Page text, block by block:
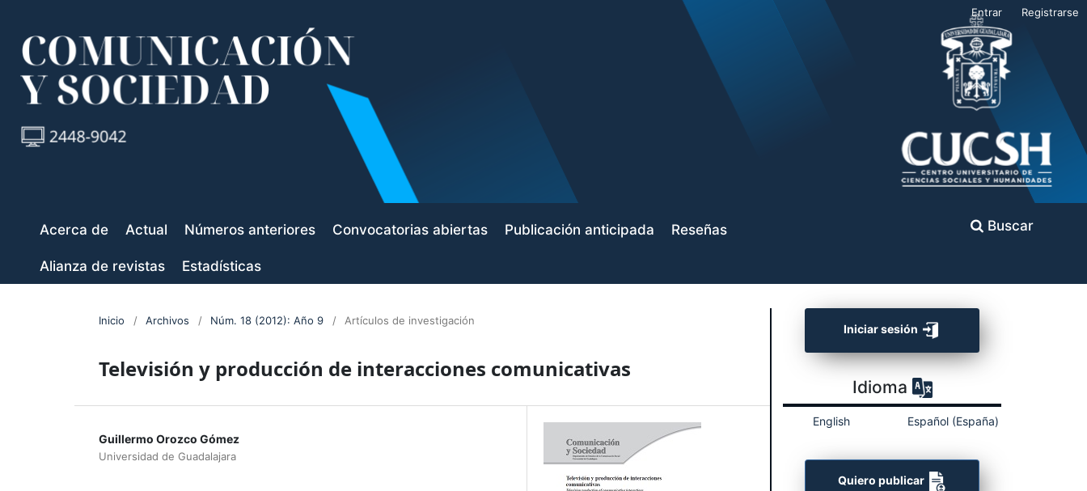
Acerca de Actual Números anteriores Convocatorias abiertas Publicación anticipada Reseñas
Alianza de revistas Estadísticas
Buscar
Entrar Registrarse
Inicio / Archivos / Núm. 18 (2012): Año 9 / Artículos de investigación
Televisión y producción de interacciones comunicativas
Guillermo Orozco Gómez
Universidad de Guadalajara
Iniciar sesión
Idioma
English Español (España)
Quiero publicar